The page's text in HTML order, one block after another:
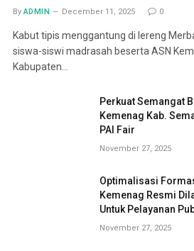
By ADMIN December 11, 2025 0
Kabut tipis menggantung di lereng
siswa-siswi madrasah beserta ASN
Kabupaten…
Perkuat Semangat
Kemenag Kab.
PAI Fair
November 27, 2025
Optimalisasi
Kemenag Resmi
Untuk Pelayanan
November 27, 2025